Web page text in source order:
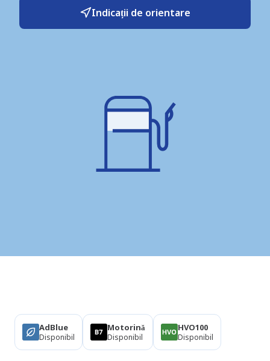
Indicații de orientare
AdBlue
Disponibil
Motorină
Disponibil
HVO100
Disponibil